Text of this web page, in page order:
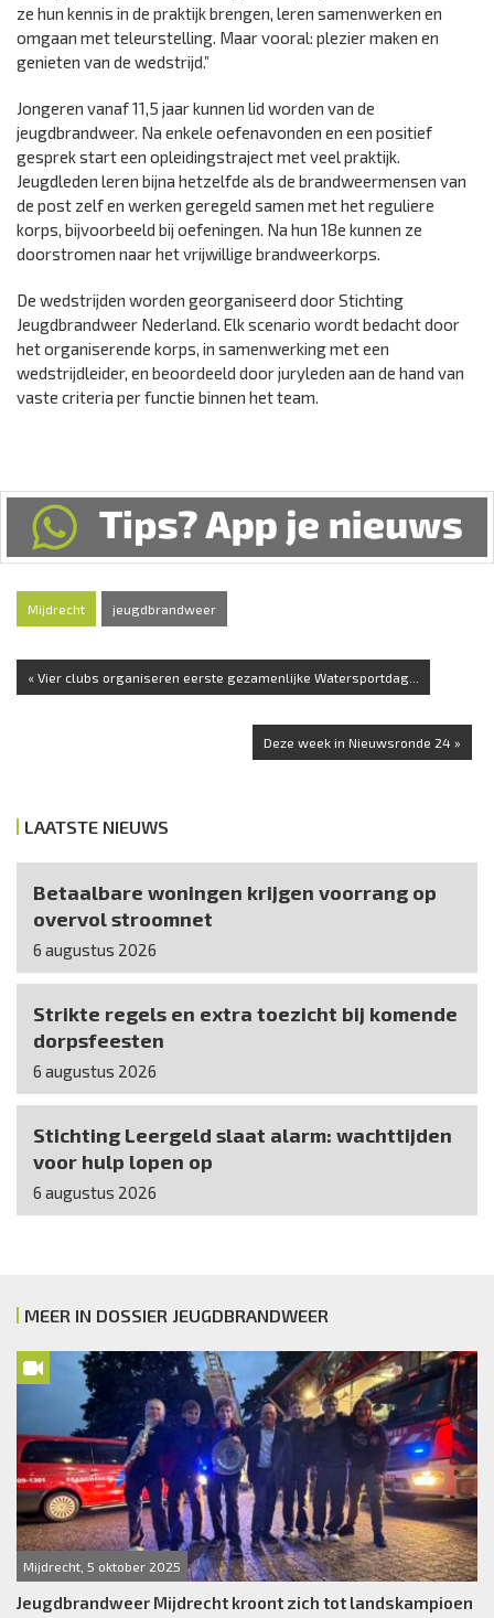
ze hun kennis in de praktijk brengen, leren samenwerken en
omgaan met teleurstelling. Maar vooral: plezier maken en
genieten van de wedstrijd.”
Jongeren vanaf 11,5 jaar kunnen lid worden van de
jeugdbrandweer. Na enkele oefenavonden en een positief
gesprek start een opleidingstraject met veel praktijk.
Jeugdleden leren bijna hetzelfde als de brandweermensen van
de post zelf en werken geregeld samen met het reguliere
korps, bijvoorbeeld bij oefeningen. Na hun 18e kunnen ze
doorstromen naar het vrijwillige brandweerkorps.
De wedstrijden worden georganiseerd door Stichting
Jeugdbrandweer Nederland. Elk scenario wordt bedacht door
het organiserende korps, in samenwerking met een
wedstrijdleider, en beoordeeld door juryleden aan de hand van
vaste criteria per functie binnen het team.
Mijdrecht jeugdbrandweer
« Vier clubs organiseren eerste gezamenlijke Watersportdag...
Deze week in Nieuwsronde 24 »
LAATSTE NIEUWS
Betaalbare woningen krijgen voorrang op
overvol stroomnet
6 augustus 2026
Strikte regels en extra toezicht bij komende
dorpsfeesten
6 augustus 2026
Stichting Leergeld slaat alarm: wachttijden
voor hulp lopen op
6 augustus 2026
MEER IN DOSSIER JEUGDBRANDWEER
Mijdrecht, 5 oktober 2025
Jeugdbrandweer Mijdrecht kroont zich tot landskampioen